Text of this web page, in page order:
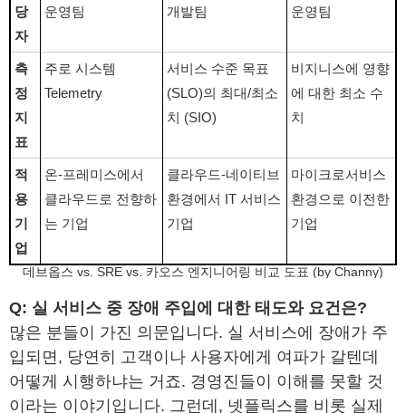
당
자
운영팀 개발팀 운영팀
측
정
지
표
주로 시스템
Telemetry
서비스 수준 목표
(SLO)의 최대/최소
치 (SIO)
비지니스에 영향
에 대한 최소 수
치
적
용
기
업
온-프레미스에서
클라우드로 전향하
는 기업
클라우드-네이티브
환경에서 IT 서비스
기업
마이크로서비스
환경으로 이전한
기업
데브옵스 vs. SRE vs. 카오스 엔지니어링 비교 도표 (by Channy)
Q: 실 서비스 중 장애 주입에 대한 태도와 요건은?
많은 분들이 가진 의문입니다. 실 서비스에 장애가 주
입되면, 당연히 고객이나 사용자에게 여파가 갈텐데
어떻게 시행하냐는 거죠. 경영진들이 이해를 못할 것
이라는 이야기입니다. 그런데, 넷플릭스를 비롯 실제